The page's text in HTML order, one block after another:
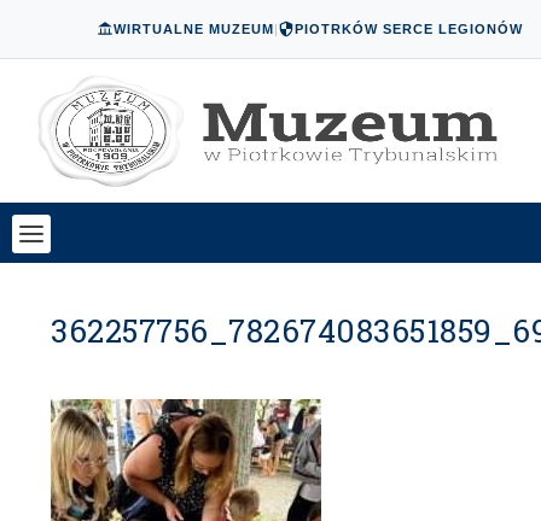
WIRTUALNE MUZEUM| PIOTRKÓW SERCE LEGIONÓW